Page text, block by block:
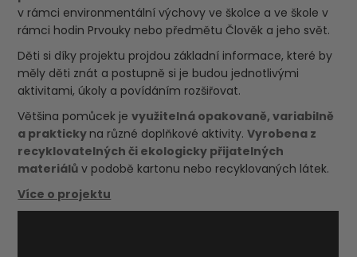
v rámci environmentální výchovy ve školce a ve škole v
rámci hodin Prvouky nebo předmětu Člověk a jeho svět.
Děti si díky projektu projdou základní informace, které by
měly děti znát a postupně si je budou jednotlivými
aktivitami, úkoly a povídáním rozšiřovat.
Většina pomůcek jevyužitelná opakovaně, variabilně
a prakticky na různé doplňkové aktivity.Vyrobena z
recyklovatelných či ekologicky přijatelných
materiálů v podobě kartonu nebo recyklovaných látek.
Více o projektu